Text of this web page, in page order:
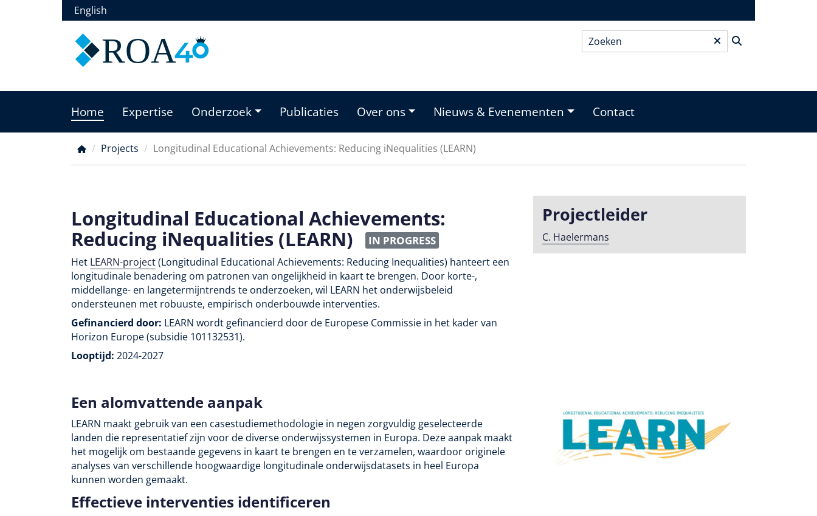
English
ROA Zoeken*
Main
menu
Home Expertise Onderzoek Publicaties Over ons Nieuws & Evenementen Contact
Kruimelpad
Projects Longitudinal Educational Achievements: Reducing iNequalities (LEARN)
Longitudinal Educational Achievements:
Reducing iNequalities (LEARN) IN PROGRESS
Het LEARN-project(Longitudinal Educational Achievements: Reducing Inequalities) hanteert een
longitudinale benadering om patronen van ongelijkheid in kaart te brengen. Door korte-,
middellange- en langetermijntrends te onderzoeken, wil LEARN het onderwijsbeleid
ondersteunen met robuuste, empirisch onderbouwde interventies.
Gefinancierd door: LEARN wordt gefinancierd door de Europese Commissie in het kader van
Horizon Europe (subsidie 101132531).
Looptijd: 2024-2027
Projectleider
C. Haelermans
Een alomvattende aanpak
LEARN maakt gebruik van een casestudiemethodologie in negen zorgvuldig geselecteerde
landen die representatief zijn voor de diverse onderwijssystemen in Europa. Deze aanpak maakt
het mogelijk om bestaande gegevens in kaart te brengen en te verzamelen, waardoor originele
analyses van verschillende hoogwaardige longitudinale onderwijsdatasets in heel Europa
kunnen worden gemaakt.
Effectieve interventies identificeren